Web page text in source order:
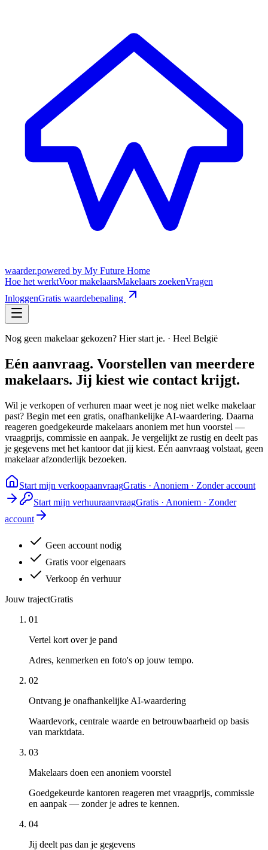
waarder.powered by My Future Home
Hoe het werktVoor makelaarsMakelaars zoekenVragen
InloggenGratis waardebepaling
Nog geen makelaar gekozen? Hier start je. · Heel België
Eén aanvraag. Voorstellen van meerdere
makelaars. Jij kiest wie contact krijgt.
Wil je verkopen of verhuren maar weet je nog niet welke makelaar
past? Begin met een gratis, onafhankelijke AI-waardering. Daarna
reageren goedgekeurde makelaars anoniem met hun voorstel —
vraagprijs, commissie en aanpak. Je vergelijkt ze rustig en deelt pas
je gegevens met het kantoor dat jij kiest. Eén aanvraag volstaat, geen
makelaar afzonderlijk bezoeken.
Start mijn verkoopaanvraagGratis · Anoniem · Zonder account
Start mijn verhuuraanvraagGratis · Anoniem · Zonder
account
Geen account nodig
Gratis voor eigenaars
Verkoop én verhuur
Jouw trajectGratis
01
Vertel kort over je pand
Adres, kenmerken en foto's op jouw tempo.
02
Ontvang je onafhankelijke AI-waardering
Waardevork, centrale waarde en betrouwbaarheid op basis
van marktdata.
03
Makelaars doen een anoniem voorstel
Goedgekeurde kantoren reageren met vraagprijs, commissie
en aanpak — zonder je adres te kennen.
04
Jij deelt pas dan je gegevens